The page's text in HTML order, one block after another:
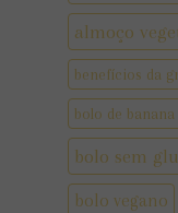
almoço
benefícios da
bolo de
bolo sem
bolo vegano